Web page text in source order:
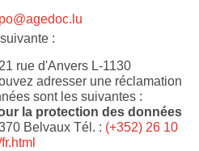
:
21 rue d'Anvers L-1130
adresser une réclamation
sont les suivantes :
la protection des données
Belvaux Tél. : (+352) 26 10